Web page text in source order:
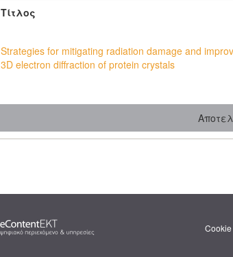
Τίτλος
Strategies for mitigating radiation damage and
3D electron diffraction of protein crystals